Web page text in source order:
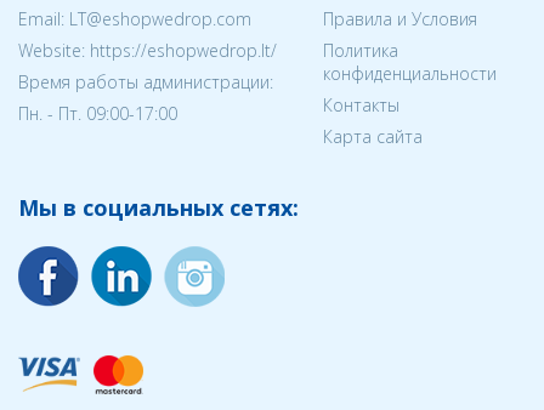
Email: LT@eshopwedrop.com
Website: https://eshopwedrop.lt/
Время работы администрации:
Пн. - Пт. 09:00-17:00
Правила и Условия
Политика
конфиденциальности
Контакты
Карта сайта
Мы в социальных сетях: